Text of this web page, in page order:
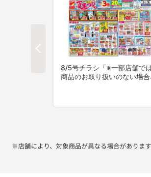
※店舗により、対象商品が異なる場合があります